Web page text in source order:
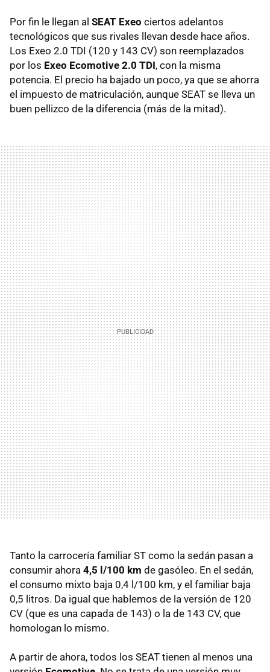
Por fin le llegan al SEAT Exeo ciertos adelantos
tecnológicos que sus rivales llevan desde hace años.
Los Exeo 2.0 TDI (120 y 143 CV) son reemplazados
por los Exeo Ecomotive 2.0 TDI, con la misma
potencia. El precio ha bajado un poco, ya que se ahorra
el impuesto de matriculación, aunque SEAT se lleva un
buen pellizco de la diferencia (más de la mitad).
Tanto la carrocería familiar ST como la sedán pasan a
consumir ahora 4,5 l/100 km de gasóleo. En el sedán,
el consumo mixto baja 0,4 l/100 km, y el familiar baja
0,5 litros. Da igual que hablemos de la versión de 120
CV (que es una capada de 143) o la de 143 CV, que
homologan lo mismo.
A partir de ahora, todos los SEAT tienen al menos una